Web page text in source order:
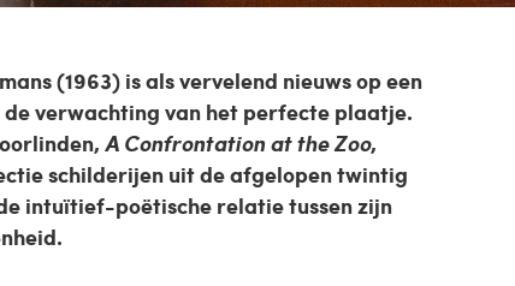
(1963) is als vervelend nieuws op een
verwachting van het perfecte plaatje.
A Confrontation at the Zoo,
schilderijen uit de afgelopen twintig
intuïtief-poëtische relatie tussen zijn